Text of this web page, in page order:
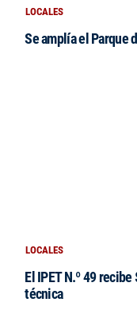
LOCALES
Se amplía el Parque
LOCALES
El IPET N.º 49
técnica